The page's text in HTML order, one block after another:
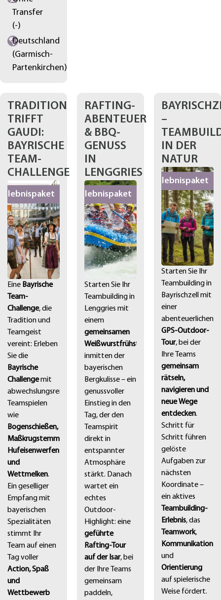
Transfer
(-)
Deutschland
(Garmisch-
Partenkirchen)
TRADITION
TRIFFT
GAUDI:
BAYRISCHE
TEAM-
CHALLENGE
Erlebnispaket
Eine Bayrische
Team-
Challenge, die
Tradition und
Teamgeist
vereint: Erleben
Sie die
Bayrische
Challengemit
abwechslungsreichen
Teamspielen
wie
Bogenschießen,
Maßkrugstemmen,
Hufeisenwerfen
und
Wettmelken.
Ein geselliger
Empfang mit
bayerischen
Spezialitäten
stimmt Ihr
Team auf einen
Tag voller
Action, Spaß
und
Wettbewerb
RAFTING-
ABENTEUER
& BBQ-
GENUSS
IN
LENGGRIES
Erlebnispaket
Starten Sie Ihr
Teambuilding in
Lenggries mit
einem
gemeinsamen
Weißwurstfrühstück
inmitten der
bayerischen
Bergkulisse – ein
genussvoller
Einstieg in den
Tag, der den
Teamspirit
direkt in
entspannter
Atmosphäre
stärkt. Danach
wartet ein
echtes
Outdoor-
Highlight: eine
geführte
Rafting-Tour
auf der Isar, bei
der Ihre Teams
gemeinsam
paddeln,
–
IN DER
NATUR
Erlebnispaket
Starten Sie Ihr
Teambuilding in
Bayrischzell mit
einer
abenteuerlichen
GPS-Outdoor-
Tour, bei der
Ihre Teams
gemeinsam
rätseln,
navigieren und
neue Wege
entdecken.
Schritt für
Schritt führen
gelöste
Aufgaben zur
nächsten
Koordinate –
ein aktives
Teambuilding-
Erlebnis, das
Teamwork,
Kommunikation
und
Orientierung
auf spielerische
Weise fördert.